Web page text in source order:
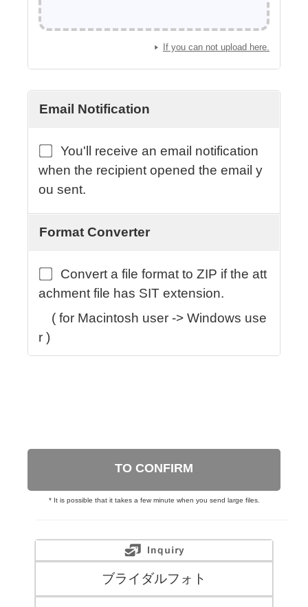
If you can not upload here.
Email Notification
You'll receive an email notification
when the recipient opened the email y
ou sent.
Format Converter
Convert a file format to ZIP if the att
achment file has SIT extension.
( for Macintosh user -> Windows use
r )
TO CONFIRM
* It is possible that it takes a few minute when you send large files.
ブライダルフォト